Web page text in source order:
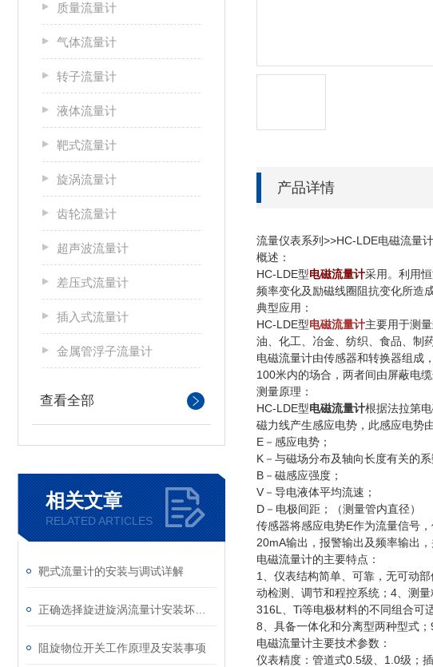
质量流量计
气体流量计
转子流量计
液体流量计
靶式流量计
旋涡流量计
齿轮流量计
超声波流量计
差压式流量计
插入式流量计
金属管浮子流量计
查看全部
相关文章
RELATED ARTICLES
靶式流量计的安装与调试详解
阻旋物位开关工作原理及安装事项
产品详情
流量仪表系列>>HC-LDE电磁流量计
概述：
HC-LDE型电磁流量计采用。利用
频率变化及励磁线圈阻抗变化所造
典型应用：
HC-LDE型电磁流量计主要用于测
油、化工、冶金、纺织、食品、制
电磁流量计由传感器和转换器组成
100米内的场合，两者间由屏蔽电
测量原理：
HC-LDE型电磁流量计根据法拉第
磁力线产生感应电势，此感应电势
E－感应电势；
K－与磁场分布及轴向长度有关的系
B－磁感应强度；
V－导电液体平均流速；
D－电极间距；（测量管内直径）
传感器将感应电势E作为流量信号
20mA输出，报警输出及频率输出
电磁流量计的主要特点：
1、仪表结构简单、可靠，无可动
动检测、调节和程控系统；4、测
316L、Ti等电极材料的不同组合可
8、具备一体化和分离型两种型式；
电磁流量计主要技术参数：
仪表精度：管道式0.5级、1.0级；